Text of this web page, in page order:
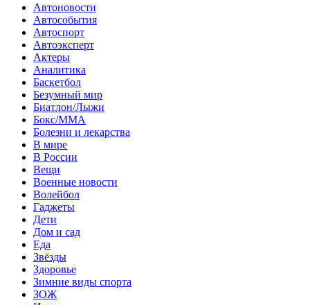
Автоновости
Автособытия
Автоспорт
Автоэксперт
Актеры
Аналитика
Баскетбол
Безумный мир
Биатлон/Лыжи
Бокс/MMA
Болезни и лекарства
В мире
В России
Вещи
Военные новости
Волейбол
Гаджеты
Дети
Дом и сад
Еда
Звёзды
Здоровье
Зимние виды спорта
ЗОЖ